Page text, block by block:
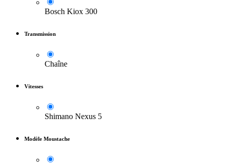
Bosch Kiox 300
Transmission
Chaîne
Vitesses
Shimano Nexus 5
Modèle Moustache